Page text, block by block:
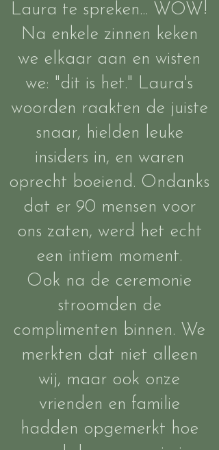
Laura te spreken... WOW!
Na enkele zinnen keken
we elkaar aan en wisten
we: "dit is het." Laura's
woorden raakten de juiste
snaar, hielden leuke
insiders in, en waren
oprecht boeiend. Ondanks
dat er 90 mensen voor
ons zaten, werd het echt
een intiem moment.
Ook na de ceremonie
stroomden de
complimenten binnen. We
merkten dat niet alleen
wij, maar ook onze
vrienden en familie
hadden opgemerkt hoe